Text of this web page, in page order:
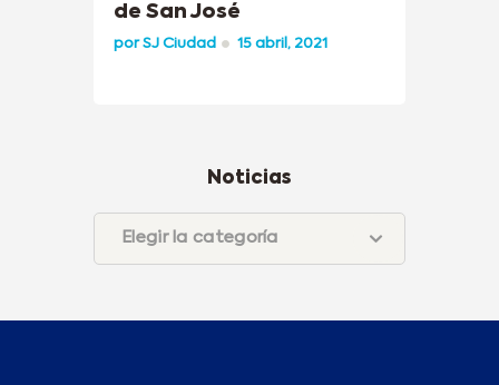
de San José
porSJ Ciudad 15 abril, 2021
Noticias